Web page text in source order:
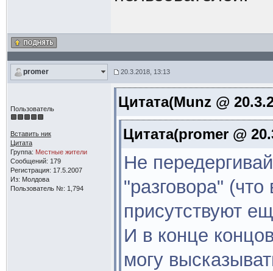
promer 20.3.2018, 13:13
Пользователь
Вставить ник
Цитата
Группа: Местные жители
Сообщений: 179
Регистрация: 17.5.2007
Из: Молдова
Пользователь №: 1,794
Цитата(Munz @
Цитата(promer @
Не
"разговора"
присутствуют
И в конце
могу